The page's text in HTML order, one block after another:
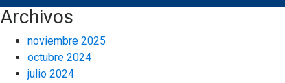
Archivos
noviembre 2025
octubre 2024
julio 2024